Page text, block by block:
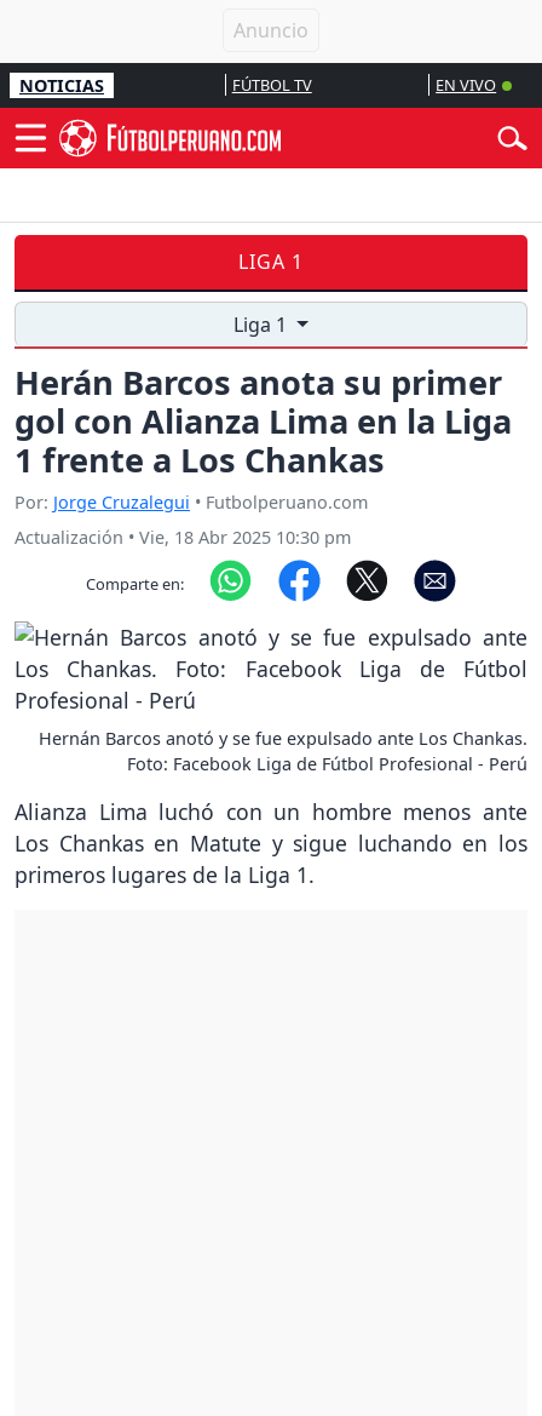
NOTICIAS FÚTBOL TV EN VIVO
LIGA 1
Liga 1
Herán Barcos anota su primer
gol con Alianza Lima en la Liga
1 frente a Los Chankas
Por: Jorge Cruzalegui • Futbolperuano.com
Actualización • Vie, 18 Abr 2025 10:30 pm
Comparte en:
Hernán Barcos anotó y se fue expulsado ante Los Chankas.
Foto: Facebook Liga de Fútbol Profesional - Perú
Alianza Lima luchó con un hombre menos ante
Los Chankas en Matute y sigue luchando en los
primeros lugares de la Liga 1.